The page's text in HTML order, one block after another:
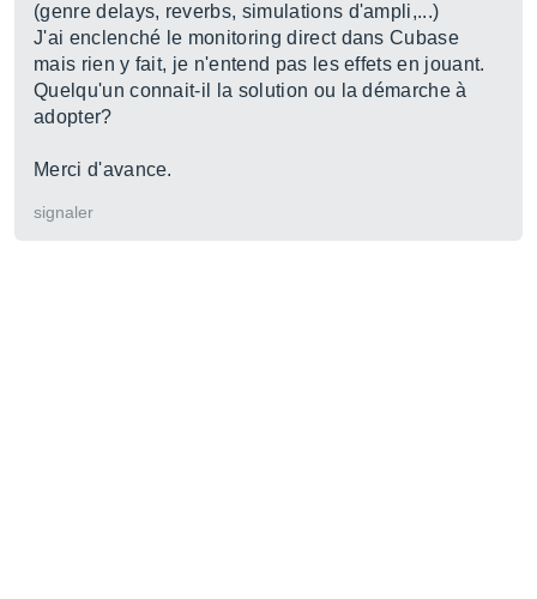
(genre delays, reverbs, simulations d'ampli,...)
J'ai enclenché le monitoring direct dans Cubase
mais rien y fait, je n'entend pas les effets en jouant.
Quelqu'un connait-il la solution ou la démarche à
adopter?
Merci d'avance.
signaler